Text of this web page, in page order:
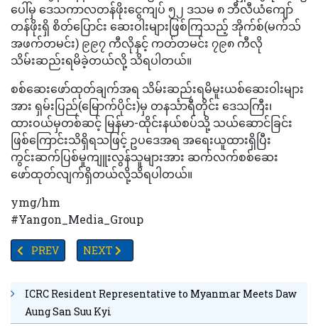
ပေါ်မှ ဒေသကာလတန်ဖိုးငွေကျပ် ၅၂ ဒသမ ၈ ဘီလီယံကျော်
တန်ဖိုးရှိ စိတ်ပြောင်း ဆေးဝါးများဖြစ်ကြသည့် အိုက်စ်(မက်သ်
အဖက်တမင်း) ၉၉၇ ကီလိုနှင့် ကတ်တမင်း ၇၉၈ ကီလို
သိမ်းဆည်းရမိခဲ့တယ်လို့ သိရပါတယ်။
စစ်ဆေးဖော်ထုတ်ချက်အရ သိမ်းဆည်းရမိမူးယစ်ဆေးဝါးများ
အား ရှမ်းပြည်(မြောက်ပိုင်း)မှ တနင်္သာရီတိုင်း ဒေသကြီး၊
ထားဝယ်မှတစ်ဆင့် မြန်မာ-ထိုင်းနယ်စပ်သို့ သယ်ဆောင်ခြင်း
ဖြစ်ကြောင်းသိရှိရသဖြင့် ဥပဒေအရ အရေးယူထားရှိပြီး
ကွင်းဆက်ပြစ်မှုကျူးလွန်သူများအား ဆက်လက်စစ်ဆေး
ဖော်ထုတ်လျက်ရှိတယ်လို့သိရပါတယ်။
ymg/hm
#Yangon_Media_Group
PREVIOUS ARTICLE: သတင်းထောက် ၊ ရုပ်ရှင်မင်းသား၊ အသုဘအ
PREV NEXT ARTICLE: တပေါင်းလပြည့်နေ့တွင် ၂၀၂
NEXT
ICRC Resident Representative to Myanmar Meets Daw
Aung San Suu Kyi